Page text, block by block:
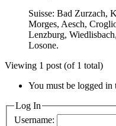
Suisse: Bad Zurzach,
Morges, Aesch,
Lenzburg,
Losone.
Viewing 1 post (of 1 total)
You must be logged
Log In
Username: